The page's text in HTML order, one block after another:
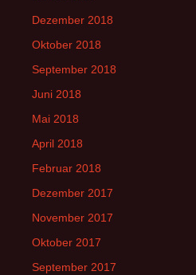
Dezember 2018
Oktober 2018
September 2018
Juni 2018
Mai 2018
April 2018
Februar 2018
Dezember 2017
November 2017
Oktober 2017
September 2017